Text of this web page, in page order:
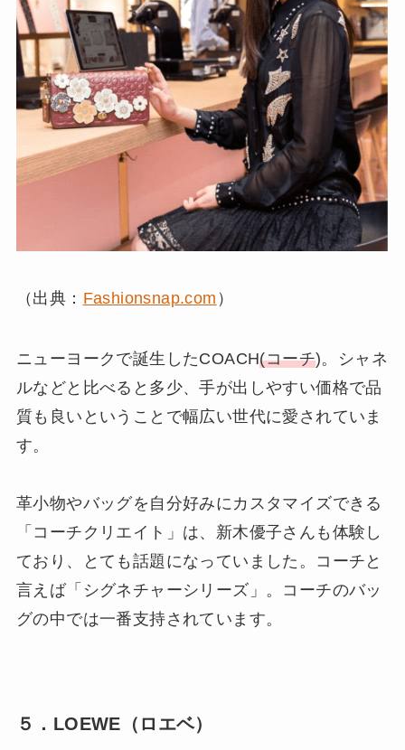
（出典： Fashionsnap.com ）
ニューヨークで誕生したCOACH(コーチ)。シャネ
ルなどと比べると多少、手が出しやすい価格で品
質も良いということで幅広い世代に愛されていま
す。
革小物やバッグを自分好みにカスタマイズできる
「コーチクリエイト」は、新木優子さんも体験し
ており、とても話題になっていました。コーチと
言えば「シグネチャーシリーズ」。コーチのバッ
グの中では一番支持されています。
５．LOEWE（ロエベ）